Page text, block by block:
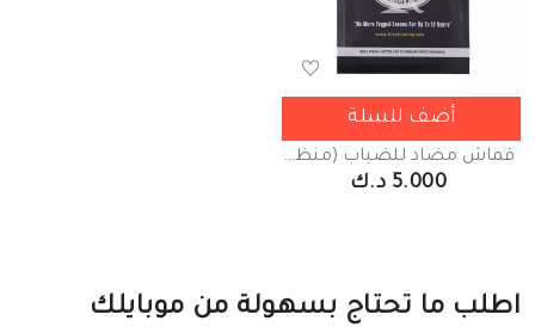
أضف للسلة
قماش مضاد للضباب (منظف العدسات)
5.000 د.ك
اطلب ما تحتاج بسهولة من موبايلك